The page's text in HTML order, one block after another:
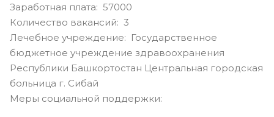
Заработная плата: 57000
Количество вакансий: 3
Лечебное учреждение: Государственное
бюджетное учреждение здравоохранения
Республики Башкортостан Центральная городская
больница г. Сибай
Меры социальной поддержки: